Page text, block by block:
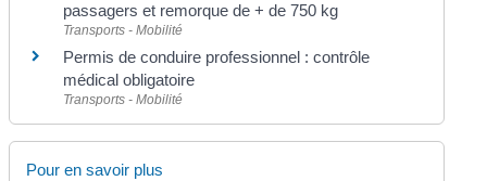
passagers et remorque de + de 750 kg
Transports - Mobilité
Permis de conduire professionnel : contrôle
médical obligatoire
Transports - Mobilité
Pour en savoir plus